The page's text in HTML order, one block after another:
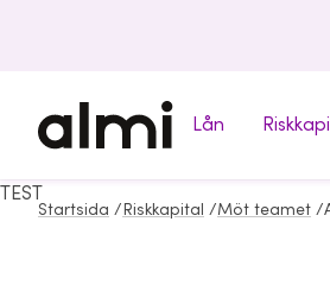
Lån
Startsida / Riskkapital /Möt teamet /
TEST